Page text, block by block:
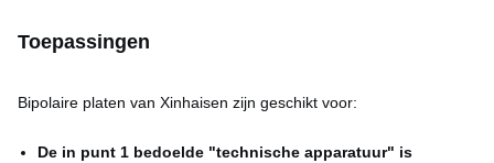
Toepassingen
Bipolaire platen van Xinhaisen zijn geschikt voor:
De in punt 1 bedoelde "technische apparatuur" is